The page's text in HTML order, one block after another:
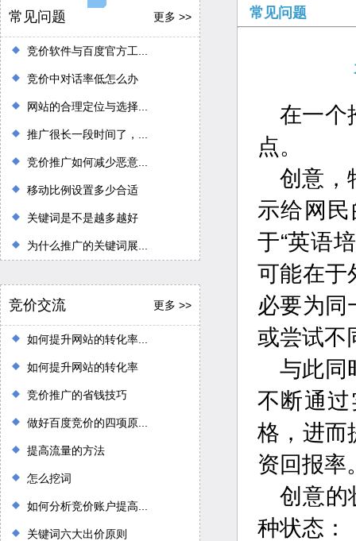
常见问题 更多 >>
竞价软件与百度官方工...
竞价中对话率低怎么办
网站的合理定位与选择...
推广很长一段时间了，...
竞价推广如何减少恶意...
移动比例设置多少合适
关键词是不是越多越好
为什么推广的关键词展...
竞价交流 更多 >>
如何提升网站的转化率...
如何提升网站的转化率
竞价推广的省钱技巧
做好百度竞价的四项原...
提高流量的方法
怎么挖词
如何分析竞价账户提高...
关键词六大出价原则
常见问题
在一个
点。
创意，
示给网
于“英语
可能在于
必要为同
或尝试不
与此同
不断通
格，进而
资回报率
创意的
种状态：